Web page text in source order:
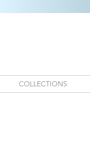
COLLECTIONS